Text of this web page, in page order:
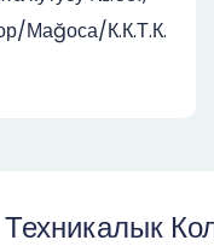
Маğоса/К.К.Т.К.
Техникалык